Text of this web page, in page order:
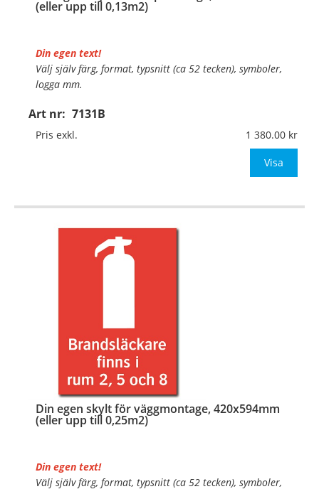
(eller upp till 0,13m2)
Art nr: 7131B
Din egen text!
Välj själv färg, format, typsnitt (ca 52 tecken), symboler,
logga mm.
Material:Kantvikt aluminium, 2mm (stolpmontage)
Mått:297x420mm (eller annat mått upp till 0,13m²)
Pris exkl. 1 380.00
Visa
Din egen skylt för väggmontage, 420x594mm
(eller upp till 0,25m2)
Din egen text!
Välj själv färg, format, typsnitt (ca 52 tecken), symboler,